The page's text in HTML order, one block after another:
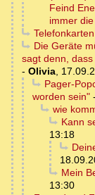
Feind
immer die
Telefonkarten
Die Geräte
sagt denn,
- Olivia,
Pager-
worden sein" -
wie
Kann
13:18
Mein
13:30